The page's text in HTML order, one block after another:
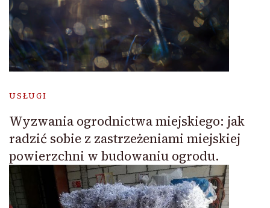
USŁUGI
Wyzwania ogrodnictwa miejskiego: jak
radzić sobie z zastrzeżeniami miejskiej
powierzchni w budowaniu ogrodu.